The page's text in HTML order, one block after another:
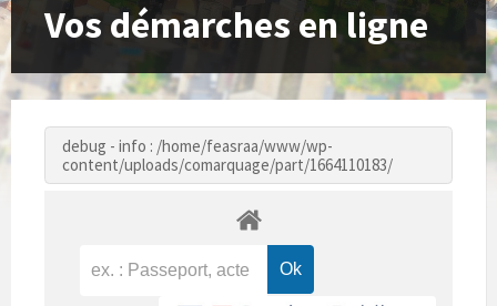
Vos démarches en ligne
debug - info : /home/feasraa/www/wp-
content/uploads/comarquage/part/1664110183/